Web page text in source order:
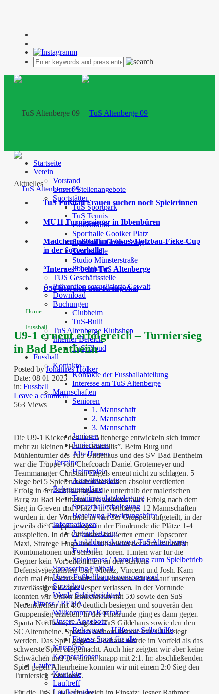
Startseite
Verein
Vorstand
Unsere Stellenangebote
Sportstätten
TuS Sportpark
TuS Tennis
Finnenbahn
Sporthalle Gooiker Platz
Sporthalle Grüner Weg
Tennishalle
Studio Münsterstraße
Soccerhalle
TUS Geschäftsstelle
Prävention sexualisierte Gewalt
Download
Buchungen
Clubheim
TuS-Bulli
TuS Altenberge Klubshop
Interner Bereich
TuS Cloud
Fussball
Kontakte
Kontakte der Fussballabteilung
Interesse am TuS Altenberge
Mannschaften
Senioren
1. Mannschaft
2. Mannschaft
3. Mannschaft
Junioren
Juniorinnen
Alte Herren
Termine
Heimspiele
Auswärtsspiele
Belegungspläne
Trainingsplatzbelegung
Soccerhallenbelegung
Besetzung Bewirtungshütte
Informationen
Jugendsatzung
Ausbildungskonzept TuS Altenberge
Fussball
Spielerpass / Anmeldung zum Spielbetrieb
Sponsoring Fußball
Unser Fußballhauptsponsorenpool
Sportshop
Werde Schiedsrichter!
Fitness / REHA
Willkommen/ Kontakt
Unsere Angebote
Rehasport – Hilfe zur Selbsthilfe
Fitness-Sport für alle
Kurspläne
Kooperationen
Laufen
Kontakte
Lauftreff
Laufkalender
Aktuelles
TuS Fußball Frauen suchen noch Spielerinnen
MU11 Turniersieger in Ibbenbüren
Mädchenfußball im Fokus: Holzbau-Fieke-Cup
in der Soccerhalle
“Internes” beim TuS Altenberge
Ü50 holt sich den Kreispokal
Home
Fussball
U9-1 erneut erfolgreich – Turniersieg
in Bad Bentheim
Posted byJohannes Hölker
Date: 08 01 2023
in: Fussball
Leave a comment
563 Views
Die U9-1 Kicker des TuS Altenberge entwickeln sich immer
mehr zu kleinen “Hallen-Rastellis”. Beim Burg und
Mühlenturnier des TuS Gildehaus und des SV Bad Bentheim
war die Truppe von Chefcoach Daniel Grotemeyer und
Teammanager Christian Engels erneut nicht zu schlagen. 5
Siege bei 5 Spielen bedeuteten einen absolut verdienten
Erfolg in der Schürkamp-Halle unterhalb der malerischen
Burg zu Bad Bentheim. Ein weiterer toller Erfolg nach dem
Sieg in Greven und Platz 2 in Nienberge. 12 Mannschaften
wurden in der Vorrunde in vier 3er Gruppen aufgeteilt, in der
jeweils die Gruppensieger in der Finalrunde die Plätze 1-4
ausspielten. In der Offensive brillierten erneut Topscorer
Maxi, Stratege Hugo und Dribbelkünstler Finn mit tollen
Kombinationen und schönen Toren. Hinten war für die
Gegner kein Vorbeikommen an den starken
Defensivspezialisten Carl, Moritz, Vincent und Josh. Kam
doch mal ein Schuss aufs Tor, konnten wir uns auf unseren
zuverlässigen Keeper Jesper verlassen. In der Vorrunde
konnten wir Union Emlichheim mit 5:0 sowie den SuS
Neuenkirchen mit 4:0 deutlich besiegen und souverän den
Gruppensieg erzielen. In der Finalrunde ging es dann gegen
Sparta Nordhorn, Gastgeber TuS Gildehaus sowie den den
SC Altenrheine. Sparta Nordhorn konnte mit 3:1 besiegt
werden. Das Spiel gegen Gildehaus wurde im Vorfeld als das
schwerste Spiel ausgemacht. Auch hier zeigten wir aber keine
Schwächen und gewannen knapp mit 2:1. Im abschließenden
Spiel gegen Altenrheine konnten wir mit einem 2:0 Sieg den
Turniersieg “eintüten”.